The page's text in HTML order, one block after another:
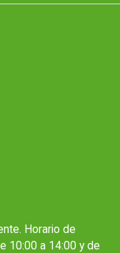
Horario de
10:00 a 14:00 y de